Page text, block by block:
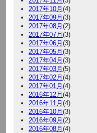
2017年10月 (4)
2017年09月 (3)
2017年08月 (2)
2017年07月 (3)
2017年06月 (3)
2017年05月 (3)
2017年04月 (3)
2017年03月 (5)
2017年02月 (4)
2017年01月 (4)
2016年12月 (4)
2016年11月 (4)
2016年10月 (3)
2016年09月 (2)
2016年08月 (4)